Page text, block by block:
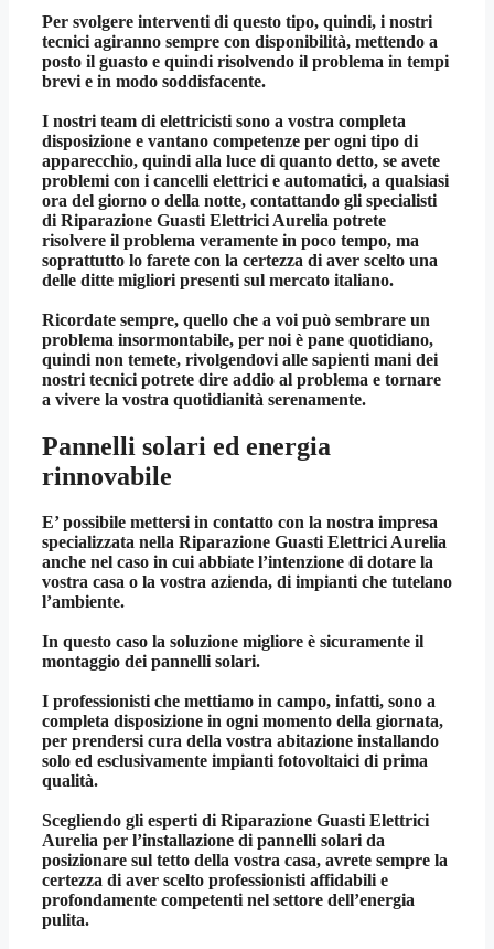
Per svolgere interventi di questo tipo, quindi, i nostri
tecnici agiranno sempre con disponibilità, mettendo a
posto il guasto e quindi risolvendo il problema in tempi
brevi e in modo soddisfacente.
I nostri team di elettricisti sono a vostra completa
disposizione e vantano competenze per ogni tipo di
apparecchio, quindi alla luce di quanto detto, se avete
problemi con i cancelli elettrici e automatici, a qualsiasi
ora del giorno o della notte, contattando gli specialisti
di Riparazione Guasti Elettrici Aurelia potrete
risolvere il problema veramente in poco tempo, ma
soprattutto lo farete con la certezza di aver scelto una
delle ditte migliori presenti sul mercato italiano.
Ricordate sempre, quello che a voi può sembrare un
problema insormontabile, per noi è pane quotidiano,
quindi non temete, rivolgendovi alle sapienti mani dei
nostri tecnici potrete dire addio al problema e tornare
a vivere la vostra quotidianità serenamente.
Pannelli solari ed energia
rinnovabile
E’ possibile mettersi in contatto con la nostra impresa
specializzata nella Riparazione Guasti Elettrici Aurelia
anche nel caso in cui abbiate l’intenzione di dotare la
vostra casa o la vostra azienda, di impianti che tutelano
l’ambiente.
In questo caso la soluzione migliore è sicuramente il
montaggio dei pannelli solari.
I professionisti che mettiamo in campo, infatti, sono a
completa disposizione in ogni momento della giornata,
per prendersi cura della vostra abitazione installando
solo ed esclusivamente impianti fotovoltaici di prima
qualità.
Scegliendo gli esperti diRiparazione Guasti Elettrici
Aurelia per l’installazione di pannelli solari da
posizionare sul tetto della vostra casa, avrete sempre la
certezza di aver scelto professionisti affidabili e
profondamente competenti nel settore dell’energia
pulita.